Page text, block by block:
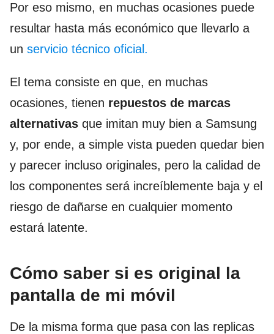
Por eso mismo, en muchas ocasiones puede
resultar hasta más económico que llevarlo a
un servicio técnico oficial.
El tema consiste en que, en muchas
ocasiones, tienen repuestos de marcas
alternativas que imitan muy bien a Samsung
y, por ende, a simple vista pueden quedar bien
y parecer incluso originales, pero la calidad de
los componentes será increíblemente baja y el
riesgo de dañarse en cualquier momento
estará latente.
Cómo saber si es original la
pantalla de mi móvil
De la misma forma que pasa con las replicas